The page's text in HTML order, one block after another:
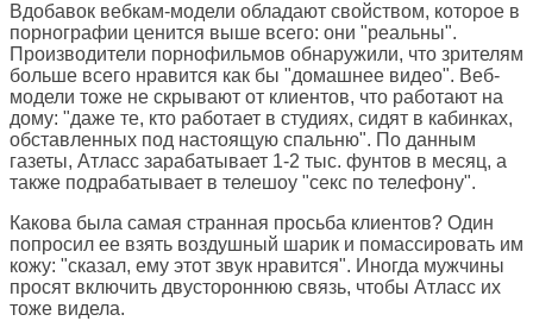
Вдобавок вебкам-модели обладают свойством, которое в
порнографии ценится выше всего: они "реальны".
Производители порнофильмов обнаружили, что зрителям
больше всего нравится как бы "домашнее видео". Веб-
модели тоже не скрывают от клиентов, что работают на
дому: "даже те, кто работает в студиях, сидят в кабинках,
обставленных под настоящую спальню". По данным
газеты, Атласс зарабатывает 1-2 тыс. фунтов в месяц, а
также подрабатывает в телешоу "секс по телефону".
Какова была самая странная просьба клиентов? Один
попросил ее взять воздушный шарик и помассировать им
кожу: "сказал, ему этот звук нравится". Иногда мужчины
просят включить двустороннюю связь, чтобы Атласс их
тоже видела.